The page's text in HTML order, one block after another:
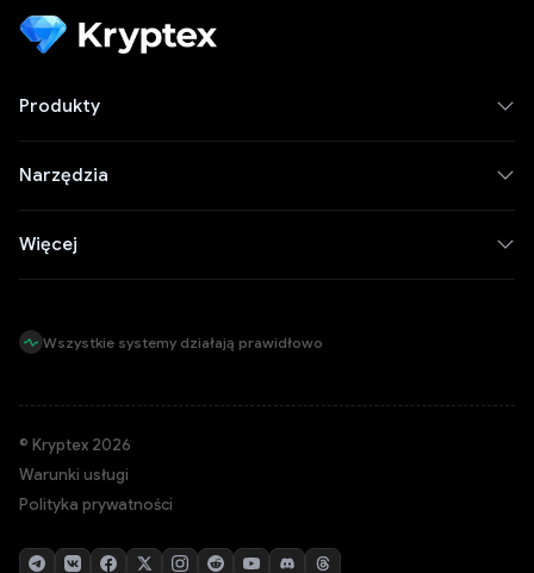
Produkty
Narzędzia
Więcej
Wszystkie systemy działają prawidłowo
© Kryptex 2026
Warunki usługi
Polityka prywatności